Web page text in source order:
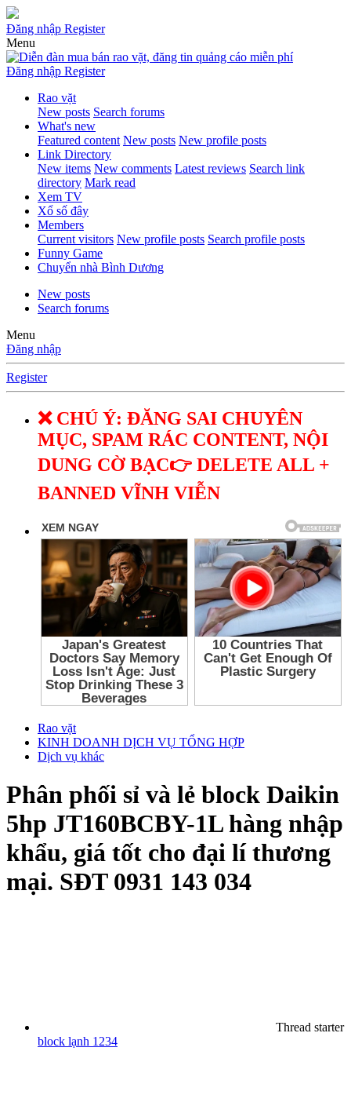
Đăng nhập Register
Menu
Đăng nhập Register
Rao vặt
New posts Search forums
What's new
Featured content New posts New profile posts
Link Directory
New items New comments Latest reviews Search link
directory Mark read
Xem TV
Xổ số đây
Members
Current visitors New profile posts Search profile posts
Funny Game
Chuyển nhà Bình Dương
New posts
Search forums
Menu
Đăng nhập
Register
❌ CHÚ Ý: ĐĂNG SAI CHUYÊN
MỤC, SPAM RÁC CONTENT, NỘI
DUNG CỜ BẠC👉 DELETE ALL +
BANNED VĨNH VIỄN
Rao vặt
KINH DOANH DỊCH VỤ TỔNG HỢP
Dịch vụ khác
Phân phối sỉ và lẻ block Daikin
5hp JT160BCBY-1L hàng nhập
khẩu, giá tốt cho đại lí thương
mại. SĐT 0931 143 034
Thread starter
block lạnh 1234